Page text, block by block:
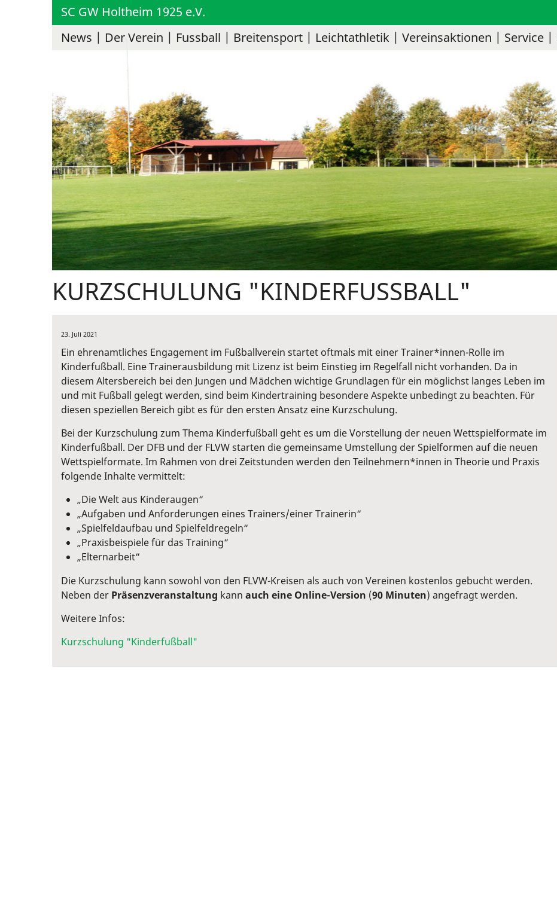
SC GW Holtheim 1925 e.V.
News
Der Verein Fussball Breitensport Leichtathletik Vereinsaktionen Service
KURZSCHULUNG "KINDERFUSSBALL"
23. Juli 2021
Ein ehrenamtliches Engagement im Fußballverein startet oftmals mit einer Trainer*innen-Rolle im
Kinderfußball. Eine Trainerausbildung mit Lizenz ist beim Einstieg im Regelfall nicht vorhanden. Da in
diesem Altersbereich bei den Jungen und Mädchen wichtige Grundlagen für ein möglichst langes Leben im
und mit Fußball gelegt werden, sind beim Kindertraining besondere Aspekte unbedingt zu beachten. Für
diesen speziellen Bereich gibt es für den ersten Ansatz eine Kurzschulung.
Bei der Kurzschulung zum Thema Kinderfußball geht es um die Vorstellung der neuen Wettspielformate im
Kinderfußball. Der DFB und der FLVW starten die gemeinsame Umstellung der Spielformen auf die neuen
Wettspielformate. Im Rahmen von drei Zeitstunden werden den Teilnehmern*innen in Theorie und Praxis
folgende Inhalte vermittelt:
„Die Welt aus Kinderaugen“
„Aufgaben und Anforderungen eines Trainers/einer Trainerin“
„Spielfeldaufbau und Spielfeldregeln“
„Praxisbeispiele für das Training“
„Elternarbeit“
Die Kurzschulung kann sowohl von den FLVW-Kreisen als auch von Vereinen kostenlos gebucht werden.
Neben der Präsenzveranstaltung kann auch eine Online-Version (90 Minuten) angefragt werden.
Weitere Infos:
Kurzschulung "Kinderfußball"